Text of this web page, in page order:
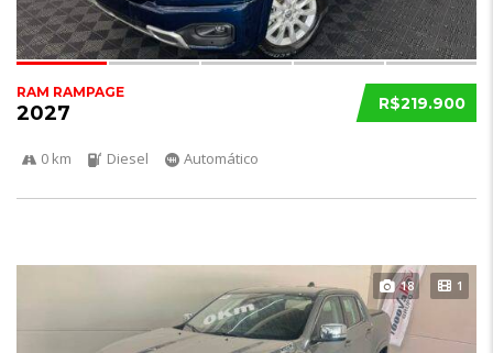
R$219.900
RAM RAMPAGE
2027
0 km Diesel Automático
18 1